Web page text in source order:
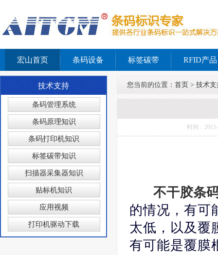
宏山首页 条码设备 标签碳带 RFID产品
技术支持
条码管理系统
条码原理知识
条码打印机知识
标签碳带知识
扫描器采集器知识
贴标机知识
应用视频
打印机驱动下载
您当前的位置： 首页 > 技术支
时间：
不干胶条
的情况，有可
太低，以及覆
有可能是覆膜